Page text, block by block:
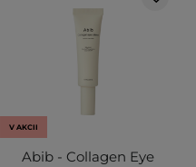
V AKCII
Abib - Collagen Eye